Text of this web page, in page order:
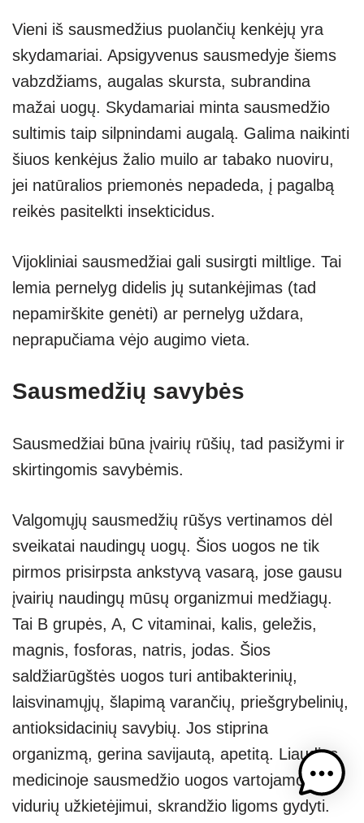
Vieni iš sausmedžius puolančių kenkėjų yra
skydamariai. Apsigyvenus sausmedyje šiems
vabzdžiams, augalas skursta, subrandina
mažai uogų. Skydamariai minta sausmedžio
sultimis taip silpnindami augalą. Galima naikinti
šiuos kenkėjus žalio muilo ar tabako nuoviru,
jei natūralios priemonės nepadeda, į pagalbą
reikės pasitelkti insekticidus.
Vijokliniai sausmedžiai gali susirgti miltlige. Tai
lemia pernelyg didelis jų sutankėjimas (tad
nepamirškite genėti) ar pernelyg uždara,
neprapučiama vėjo augimo vieta.
Sausmedžių savybės
Sausmedžiai būna įvairių rūšių, tad pasižymi ir
skirtingomis savybėmis.
Valgomųjų sausmedžių rūšys vertinamos dėl
sveikatai naudingų uogų. Šios uogos ne tik
pirmos prisirpsta ankstyvą vasarą, jose gausu
įvairių naudingų mūsų organizmui medžiagų.
Tai B grupės, A, C vitaminai, kalis, geležis,
magnis, fosforas, natris, jodas. Šios
saldžiarūgštės uogos turi antibakterinių,
laisvinamųjų, šlapimą varančių, priešgrybelinių,
antioksidacinių savybių. Jos stiprina
organizmą, gerina savijautą, apetitą. Liaudies
medicinoje sausmedžio uogos vartojamos
vidurių užkietėjimui, skrandžio ligoms gydyti.